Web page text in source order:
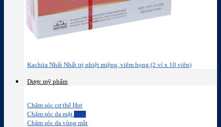
Kachita Nhất Nhất trị nhiệt miệng, viêm họng (2 vỉ x 10 viên)
Dược mỹ phẩm
Chăm sóc cơ thể
Chăm sóc da mặt
Chăm sóc da vùng mắt